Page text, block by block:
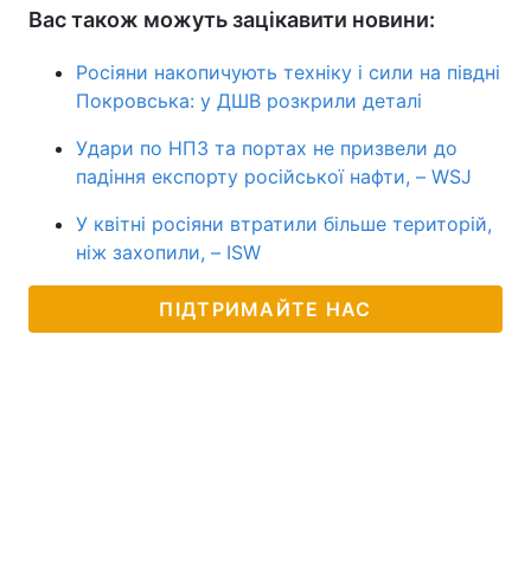
Вас також можуть зацікавити новини:
Росіяни накопичують техніку і сили на півдні
Покровська: у ДШВ розкрили деталі
Удари по НПЗ та портах не призвели до
падіння експорту російської нафти, – WSJ
У квітні росіяни втратили більше територій,
ніж захопили, – ISW
ПІДТРИМАЙТЕ НАС